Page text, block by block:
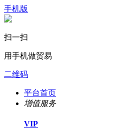
手机版
扫一扫
用手机做贸易
二维码
平台首页
增值服务
VIP